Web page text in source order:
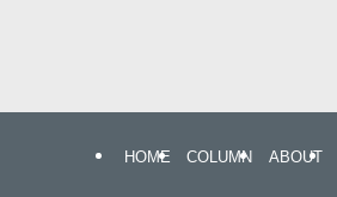
HOME COLUMN ABOUT